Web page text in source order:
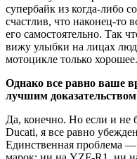
супербайк из когда-либо
счастлив, что наконец-то
его самостоятельно. Так
вижу улыбки на лицах
мотоцикле только хорошее.
Однако все равно ваше
лучшим доказательством
Да, конечно. Но если и не
Ducati, я все равно
Единственная проблема —